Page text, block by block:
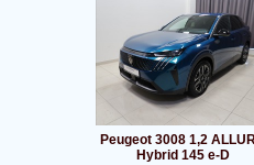
Peugeot 3008 1,2
Hybrid 145 e-D